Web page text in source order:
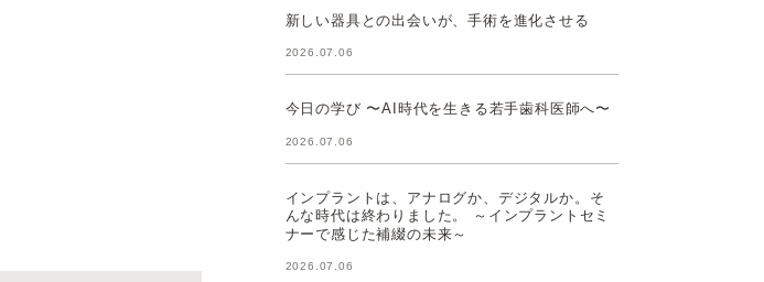
新しい器具との出会いが、手術を進化させる
2026.07.06
今日の学び 〜AI時代を生きる若手歯科医師へ〜
2026.07.06
インプラントは、アナログか、デジタルか。そ
んな時代は終わりました。 ～インプラントセミ
ナーで感じた補綴の未来～
2026.07.06